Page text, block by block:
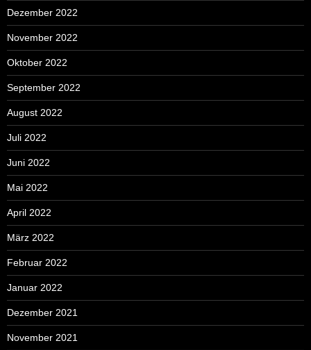
Dezember 2022
November 2022
Oktober 2022
September 2022
August 2022
Juli 2022
Juni 2022
Mai 2022
April 2022
März 2022
Februar 2022
Januar 2022
Dezember 2021
November 2021